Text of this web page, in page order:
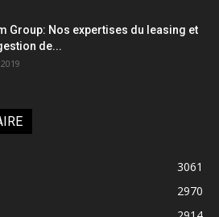
Group: Nos expertises du leasing et
de...
3061
2970